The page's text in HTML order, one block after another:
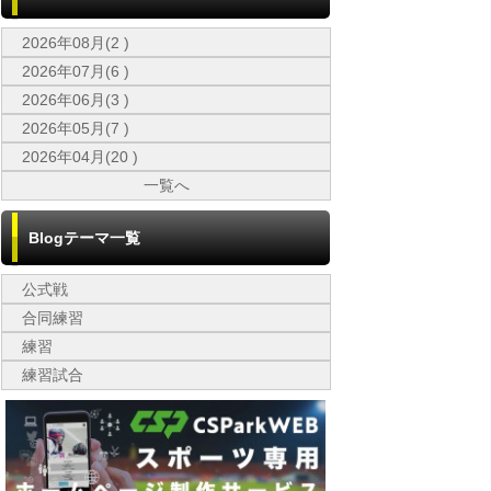
2026年08月(2 )
2026年07月(6 )
2026年06月(3 )
2026年05月(7 )
2026年04月(20 )
一覧へ
Blogテーマ一覧
公式戦
合同練習
練習
練習試合